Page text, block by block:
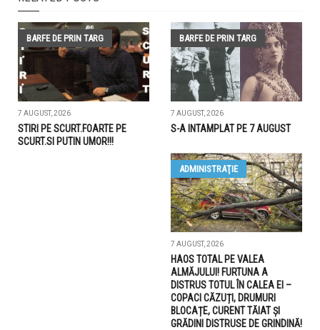
BARFE DE PRIN TARG
7 AUGUST, 2026
STIRI PE SCURT.FOARTE PE
SCURT.SI PUTIN UMOR!!!
BARFE DE PRIN TARG
7 AUGUST, 2026
S-A INTAMPLAT PE 7 AUGUST
ADMINISTRAŢIE
7 AUGUST, 2026
HAOS TOTAL PE VALEA
ALMĂJULUI! FURTUNA A
DISTRUS TOTUL ÎN CALEA EI –
COPACI CĂZUȚI, DRUMURI
BLOCAȚE, CURENT TĂIAT ȘI
GRĂDINI DISTRUSE DE GRINDINĂ!